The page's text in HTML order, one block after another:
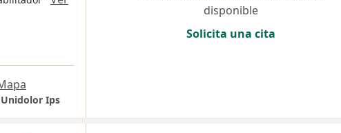
Ips
disponible
Solicita una cita